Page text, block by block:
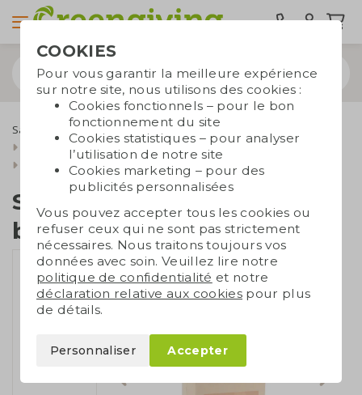
Sacs durables Sacs publicitaires
Sacs en coton
Shoppers en coton du S au XL
Sac en coton avec bandoulière
Sac en coton avec
bandoulière
COOKIES
Pour vous garantir la meilleure expérience
sur notre site, nous utilisons des cookies :
Cookies fonctionnels – pour le bon
fonctionnement du site
Cookies statistiques – pour analyser
l’utilisation de notre site
Cookies marketing – pour des
publicités personnalisées
Vous pouvez accepter tous les cookies ou
refuser ceux qui ne sont pas strictement
nécessaires. Nous traitons toujours vos
données avec soin. Veuillez lire notre
politique de confidentialité et notre
déclaration relative aux cookies pour plus
de détails.
Personnaliser Accepter